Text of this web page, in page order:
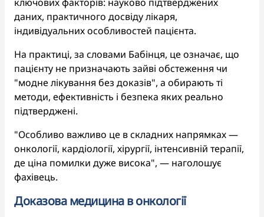
ключових факторів: науково підтверджених
даних, практичного досвіду лікаря,
індивідуальних особливостей пацієнта.
На практиці, за словами Бабінця, це означає, що
пацієнту не призначають зайві обстеження чи
"модне лікування без доказів", а обирають ті
методи, ефективність і безпека яких реально
підтверджені.
"Особливо важливо це в складних напрямках —
онкології, кардіології, хірургії, інтенсивній терапії,
де ціна помилки дуже висока", — наголошує
фахівець.
Доказова медицина в онкології